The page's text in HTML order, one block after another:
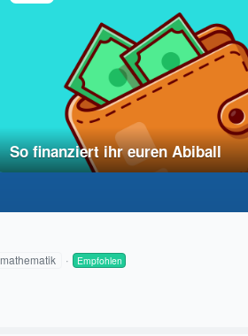
So finanziert ihr euren Abiball
mathematik Empfohlen